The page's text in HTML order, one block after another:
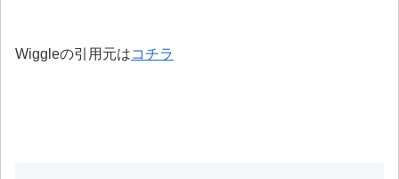
Wiggleの引用元はコチラ